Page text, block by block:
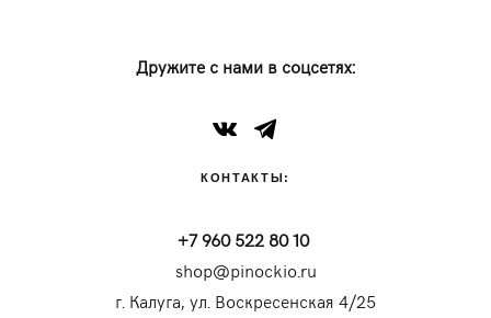
Дружите с нами в соцсетях:
КОНТАКТЫ:
+7 960 522 80 10
shop@pinockio.ru
г. Калуга, ул. Воскресенская 4/25